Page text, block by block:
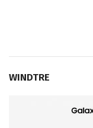
WINDTRE